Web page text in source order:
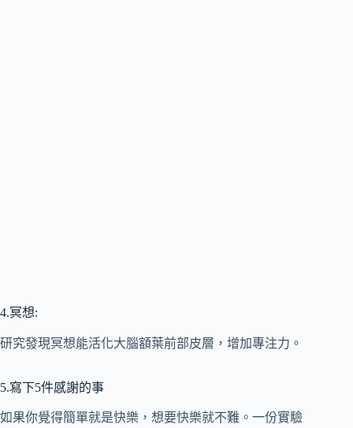
4.冥想:
研究發現冥想能活化大腦額葉前部皮層，增加專注力。
5.寫下5件感謝的事
如果你覺得簡單就是快樂，想要快樂就不難。一份實驗